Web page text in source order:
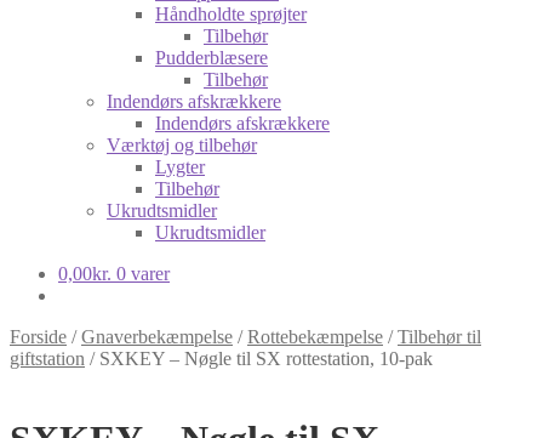
Håndholdte sprøjter
Tilbehør
Pudderblæsere
Tilbehør
Indendørs afskrækkere
Indendørs afskrækkere
Værktøj og tilbehør
Lygter
Tilbehør
Ukrudtsmidler
Ukrudtsmidler
0,00kr. 0 varer
Forside /Gnaverbekæmpelse /Rottebekæmpelse /Tilbehør til
giftstation / SXKEY – Nøgle til SX rottestation, 10-pak